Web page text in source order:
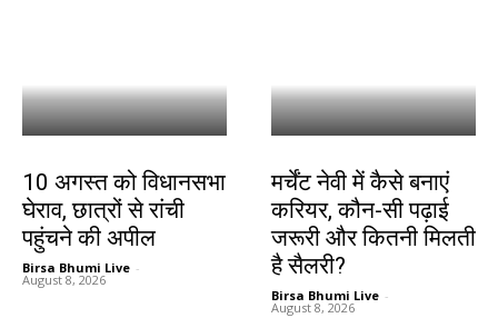
10 अगस्त को विधानसभा
घेराव, छात्रों से रांची
पहुंचने की अपील
Birsa Bhumi Live -
August 8, 2026
मर्चेंट नेवी में कैसे बनाएं
करियर, कौन-सी पढ़ाई
जरूरी और कितनी मिलती
है सैलरी?
Birsa Bhumi Live -
August 8, 2026